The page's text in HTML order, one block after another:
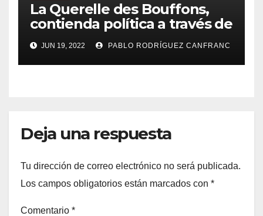
La Querelle des Bouffons,
contienda política a través de
la ópera
JUN 19, 2022 PABLO RODRÍGUEZ CANFRANC
Deja una respuesta
Tu dirección de correo electrónico no será publicada.
Los campos obligatorios están marcados con *
Comentario *